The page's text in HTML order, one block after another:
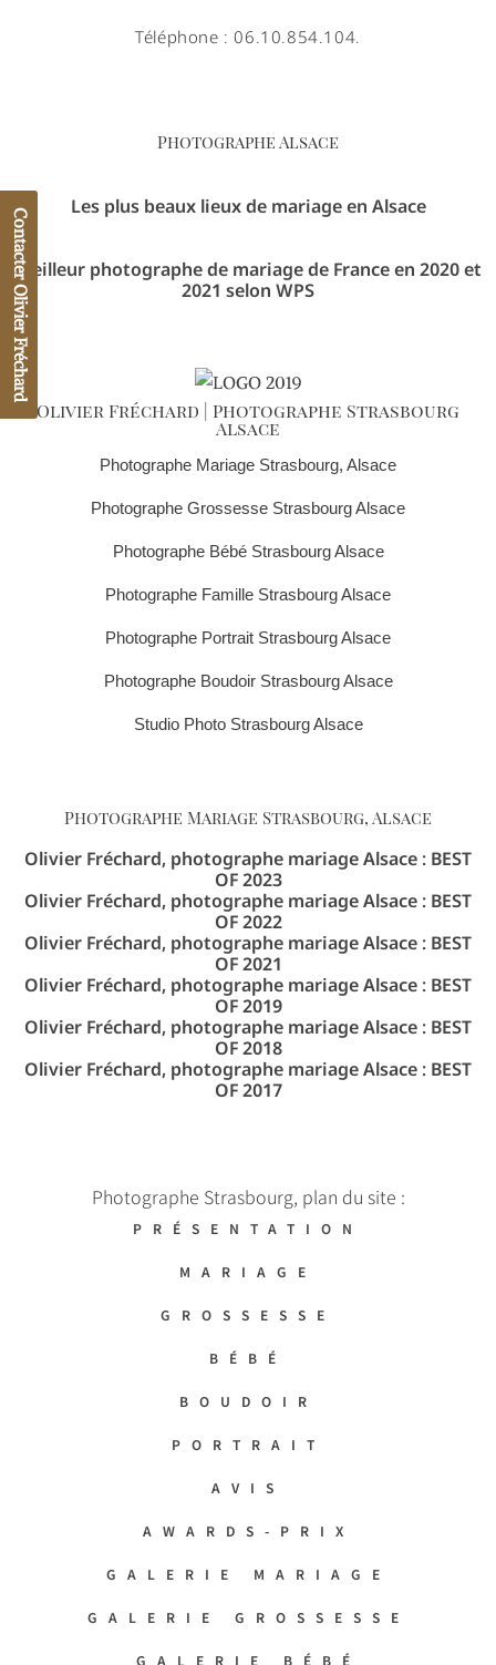
Téléphone : 06.10.854.104.
Photographe Alsace
Les plus beaux lieux de mariage en Alsace
Meilleur photographe de mariage de France en 2020 et
2021 selon WPS
Olivier Fréchard | Photographe Strasbourg
Alsace
Photographe Mariage Strasbourg, Alsace
Photographe Grossesse Strasbourg Alsace
Photographe Bébé Strasbourg Alsace
Photographe Famille Strasbourg Alsace
Photographe Portrait Strasbourg Alsace
Photographe Boudoir Strasbourg Alsace
Studio Photo Strasbourg Alsace
Photographe Mariage Strasbourg, Alsace
Olivier Fréchard, photographe mariage Alsace : BEST
OF 2023
Olivier Fréchard, photographe mariage Alsace : BEST
OF 2022
Olivier Fréchard, photographe mariage Alsace : BEST
OF 2021
Olivier Fréchard, photographe mariage Alsace : BEST
OF 2019
Olivier Fréchard, photographe mariage Alsace : BEST
OF 2018
Olivier Fréchard, photographe mariage Alsace : BEST
OF 2017
Photographe Strasbourg, plan du site :
PRÉSENTATION
MARIAGE
GROSSESSE
BÉBÉ
BOUDOIR
PORTRAIT
AVIS
AWARDS-PRIX
GALERIE MARIAGE
GALERIE GROSSESSE
GALERIE BÉBÉ
Contacter Olivier Fréchard